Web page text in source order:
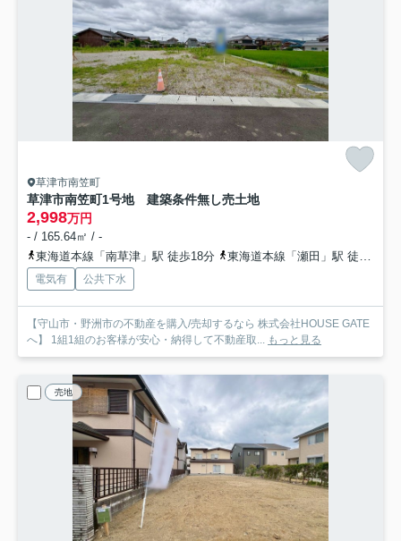
草津市南笠町
草津市南笠町1号地 建築条件無し売土地
2,998万円
- / 165.64㎡ / -
東海道本線「南草津」駅 徒歩18分
東海道本線「瀬田」駅 徒歩30分
電気有 公共下水
【守山市・野洲市の不動産を購入/売却するなら 株式会社HOUSE GATE
へ】 1組1組のお客様が安心・納得して不動産取... もっと見る
売地